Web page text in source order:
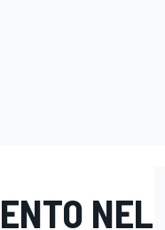
NEL